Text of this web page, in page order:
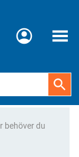
Meny
behöver du